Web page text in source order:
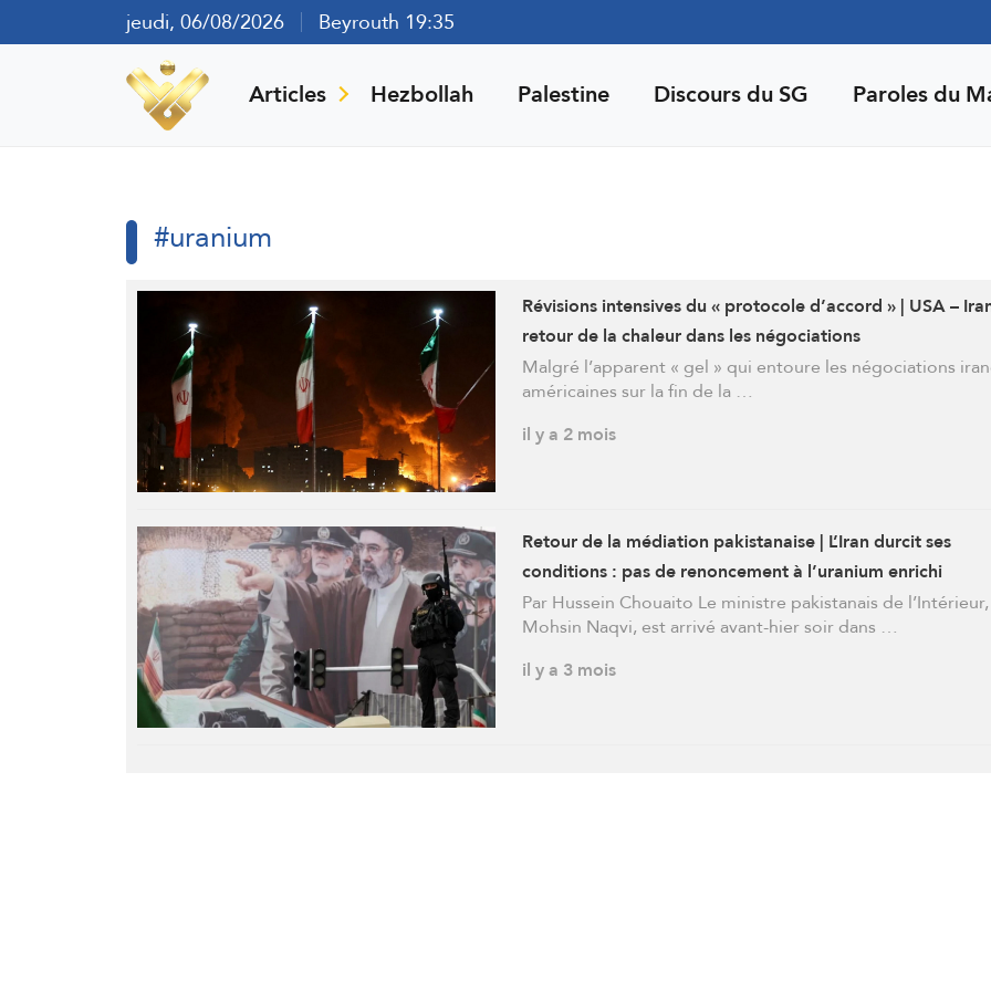
jeudi, 06/08/2026 Beyrouth 19:35
Articles Hezbollah Palestine Discours du SG Paroles du
#uranium
Révisions intensives du « protocole d’accord » | USA –
retour de la chaleur dans les négociations
Malgré l’apparent « gel » qui entoure les négociations
américaines sur la fin de la …
il y a 2 mois
Retour de la médiation pakistanaise | L’Iran durcit ses
conditions : pas de renoncement à l’uranium enrichi
Par Hussein Chouaito Le ministre pakistanais de l’Intérieur,
Mohsin Naqvi, est arrivé avant-hier soir dans …
il y a 3 mois